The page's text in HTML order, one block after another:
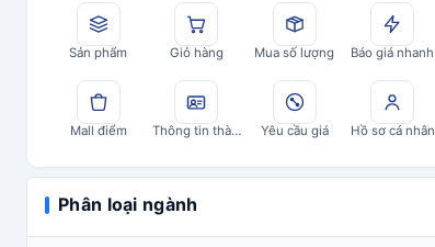
Sản phẩm Giỏ hàng Mua số lượng Báo giá nhanh
Mall điểm Thông tin thành viên Yêu cầu giá Hồ sơ cá nhân
Phân loại ngành